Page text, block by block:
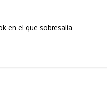
en el que sobresalía